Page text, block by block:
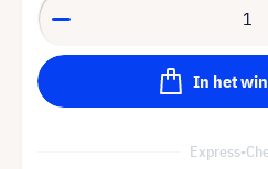
In het
Express-